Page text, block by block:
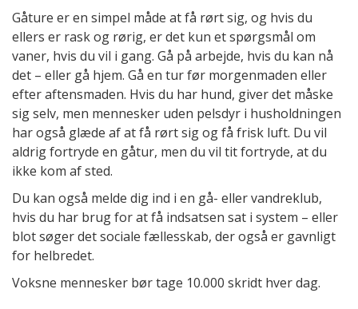
Gåture er en simpel måde at få rørt sig, og hvis du
ellers er rask og rørig, er det kun et spørgsmål om
vaner, hvis du vil i gang. Gå på arbejde, hvis du kan nå
det – eller gå hjem. Gå en tur før morgenmaden eller
efter aftensmaden. Hvis du har hund, giver det måske
sig selv, men mennesker uden pelsdyr i husholdningen
har også glæde af at få rørt sig og få frisk luft. Du vil
aldrig fortryde en gåtur, men du vil tit fortryde, at du
ikke kom af sted.
Du kan også melde dig ind i en gå- eller vandreklub,
hvis du har brug for at få indsatsen sat i system – eller
blot søger det sociale fællesskab, der også er gavnligt
for helbredet.
Voksne mennesker bør tage 10.000 skridt hver dag.